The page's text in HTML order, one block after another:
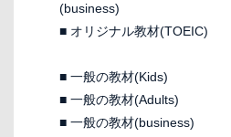
(business)
■ オリジナル教材(TOEIC)
■ 一般の教材(Kids)
■ 一般の教材(Adults)
■ 一般の教材(business)